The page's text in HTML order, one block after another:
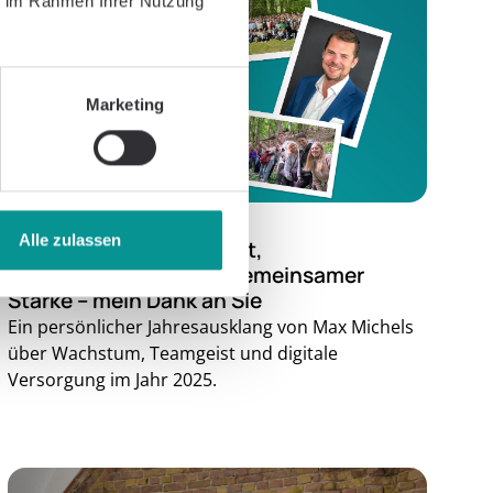
Marketing
Alle zulassen
Ein Jahr voller Fortschritt,
Zusammenarbeit und gemeinsamer
Stärke – mein Dank an Sie
Ein persönlicher Jahresausklang von Max Michels
über Wachstum, Teamgeist und digitale
Versorgung im Jahr 2025.